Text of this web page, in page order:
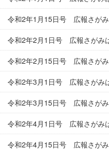
令和2年1月15日号 広報さがみ
令和2年2月1日号 広報さがみ
令和2年2月15日号 広報さがみ
令和2年3月1日号 広報さがみ
令和2年3月15日号 広報さがみ
令和2年4月1日号 広報さがみ
令和2年4月15日号 広報さがみ